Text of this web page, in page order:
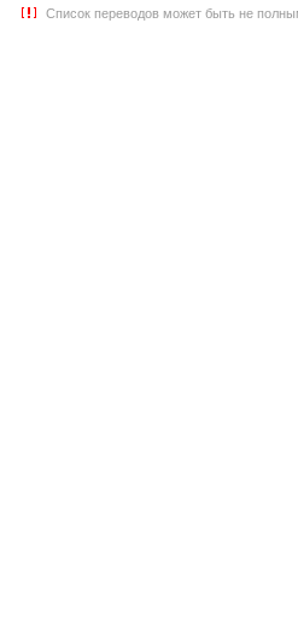
Список переводов может быть не